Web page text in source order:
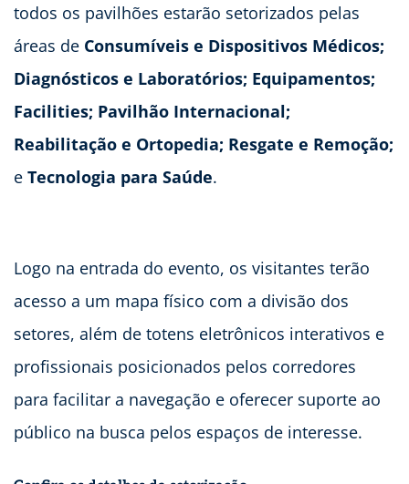
todos os pavilhões estarão setorizados pelas
áreas de Consumíveis e Dispositivos Médicos;
Diagnósticos e Laboratórios; Equipamentos;
Facilities; Pavilhão Internacional;
Reabilitação e Ortopedia; Resgate e Remoção;
e Tecnologia para Saúde.
Logo na entrada do evento, os visitantes terão
acesso a um mapa físico com a divisão dos
setores, além de totens eletrônicos interativos e
profissionais posicionados pelos corredores
para facilitar a navegação e oferecer suporte ao
público na busca pelos espaços de interesse.